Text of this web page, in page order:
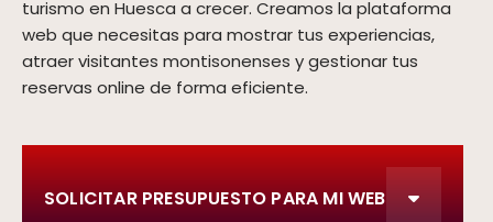
turismo en Huesca a crecer. Creamos la plataforma
web que necesitas para mostrar tus experiencias,
atraer visitantes montisonenses y gestionar tus
reservas online de forma eficiente.
SOLICITAR PRESUPUESTO PARA MI WEB